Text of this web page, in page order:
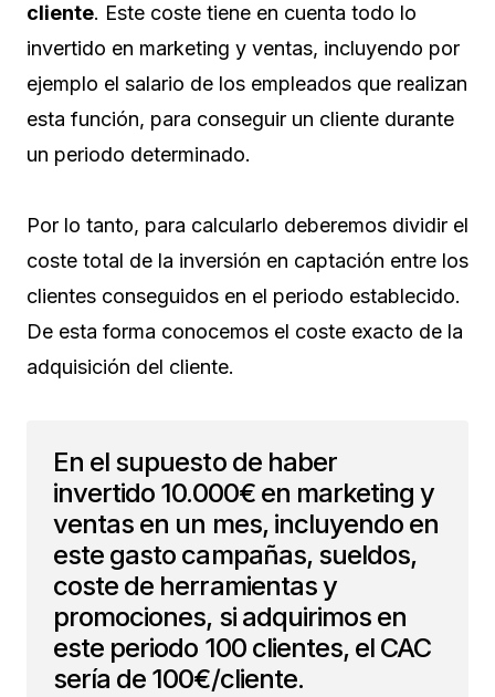
cliente. Este coste tiene en cuenta todo lo
invertido en marketing y ventas, incluyendo por
ejemplo el salario de los empleados que realizan
esta función, para conseguir un cliente durante
un periodo determinado.
Por lo tanto, para calcularlo deberemos dividir el
coste total de la inversión en captación entre los
clientes conseguidos en el periodo establecido.
De esta forma conocemos el coste exacto de la
adquisición del cliente.
En el supuesto de haber
invertido 10.000€ en marketing y
ventas en un mes, incluyendo en
este gasto campañas, sueldos,
coste de herramientas y
promociones, si adquirimos en
este periodo 100 clientes, el CAC
sería de 100€/cliente.